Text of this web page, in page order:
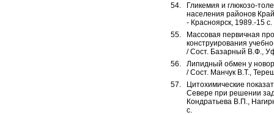
Гликемия и глюкозо-
населения районов
- Красноярск, 1989.-15 с.
Массовая первичная
конструирования
/ Сост. Базарный В.Ф.,
Липидный обмен у
/ Сост. Манчук В.Т.,
Цитохимические
Севере при решении
Кондратьева В.П.,
с.